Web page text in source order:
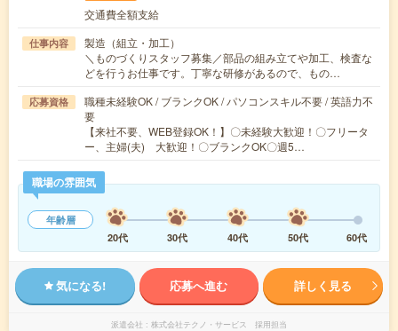
交通費全額支給
仕事内容
製造（組立・加工）
＼ものづくりスタッフ募集／部品の組み立てや加工、検査な
どを行うお仕事です。丁寧な研修があるので、もの…
応募資格
職種未経験OK / ブランクOK / パソコンスキル不要 / 英語力不
要
【来社不要、WEB登録OK！】〇未経験大歓迎！〇フリータ
ー、主婦(夫) 大歓迎！〇ブランクOK〇週5…
職場の雰囲気
年齢層
20代
30代 40代 50代 60代
気になる! 応募へ進む 詳しく見る
派遣会社 株式会社テクノ・サービス 採用担当